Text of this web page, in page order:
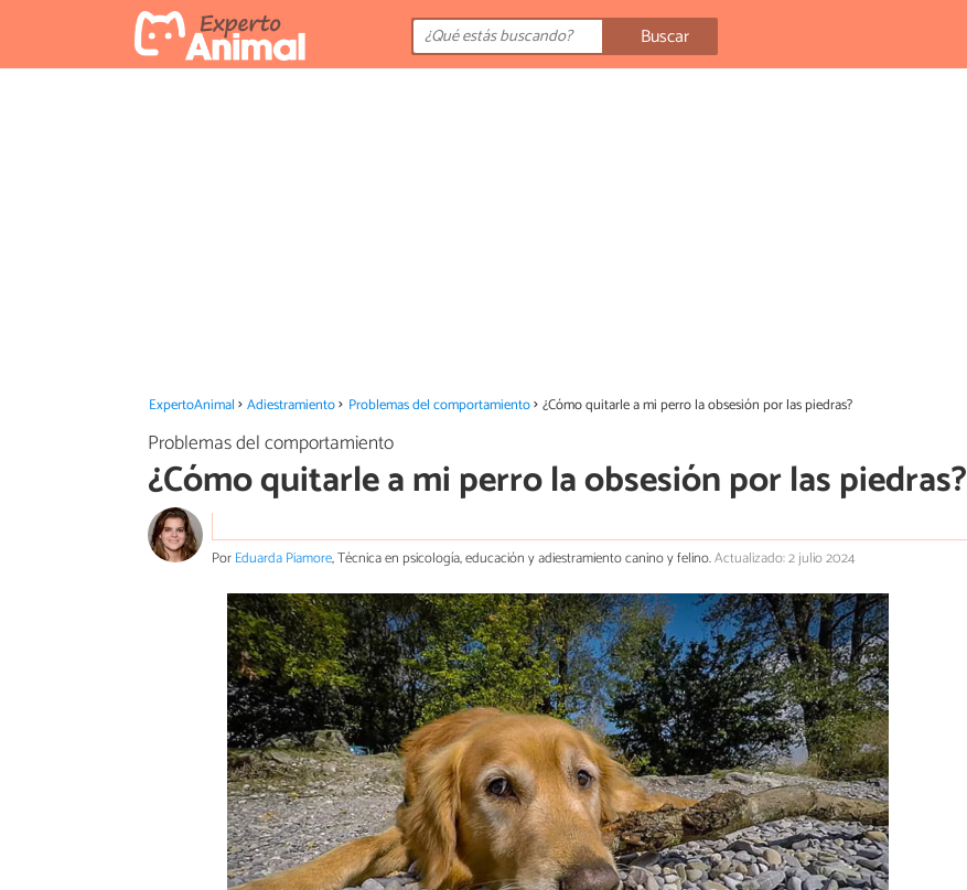
Buscar
ExpertoAnimal Adiestramiento Problemas del comportamiento ¿Cómo quitarle a mi perro la obsesión por las piedras?
Problemas del comportamiento
¿Cómo quitarle a mi perro la obsesión por las piedras?
PorEduarda Piamore, Técnica en psicología, educación y adiestramiento canino y felino.Actualizado: 2 julio 2024